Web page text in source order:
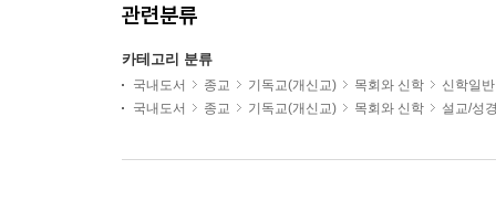
관련분류
카테고리 분류
국내도서 종교 기독교(개신교) 목회와 신학
신학일반
국내도서
종교 기독교(개신교) 목회와 신학 설교/성